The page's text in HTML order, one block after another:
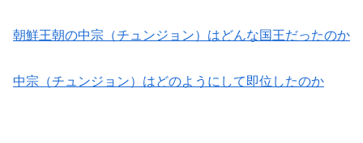
朝鮮王朝の中宗（チュンジョン）はどんな国王だったのか
中宗（チュンジョン）はどのようにして即位したのか